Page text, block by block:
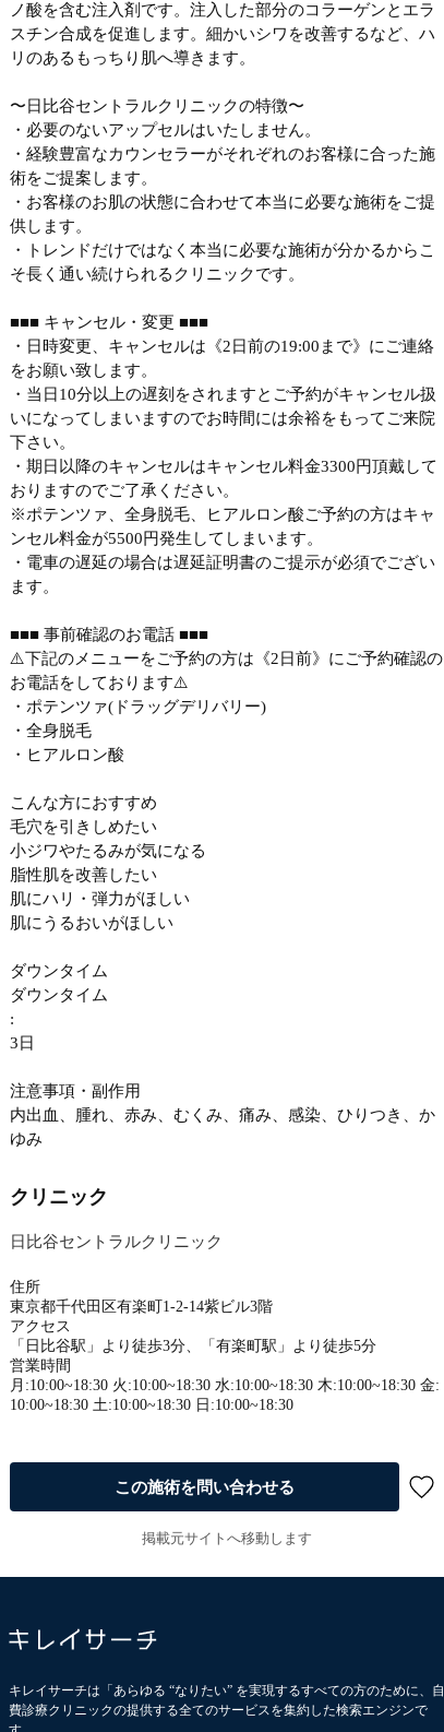
ノ酸を含む注入剤です。注入した部分のコラーゲンとエラ
スチン合成を促進します。細かいシワを改善するなど、ハ
リのあるもっちり肌へ導きます。
〜日比谷セントラルクリニックの特徴〜
・必要のないアップセルはいたしません。
・経験豊富なカウンセラーがそれぞれのお客様に合った施
術をご提案します。
・お客様のお肌の状態に合わせて本当に必要な施術をご提
供します。
・トレンドだけではなく本当に必要な施術が分かるからこ
そ長く通い続けられるクリニックです。
■■■ キャンセル・変更 ■■■
・日時変更、キャンセルは《2日前の19:00まで》にご連絡
をお願い致します。
・当日10分以上の遅刻をされますとご予約がキャンセル扱
いになってしまいますのでお時間には余裕をもってご来院
下さい。
・期日以降のキャンセルはキャンセル料金3300円頂戴して
おりますのでご了承ください。
※ポテンツァ、全身脱毛、ヒアルロン酸ご予約の方はキャ
ンセル料金が5500円発生してしまいます。
・電車の遅延の場合は遅延証明書のご提示が必須でござい
ます。
■■■ 事前確認のお電話 ■■■
⚠️下記のメニューをご予約の方は《2日前》にご予約確認の
お電話をしております⚠️
・ポテンツァ(ドラッグデリバリー)
・全身脱毛
・ヒアルロン酸
こんな方におすすめ
毛穴を引きしめたい
小ジワやたるみが気になる
脂性肌を改善したい
肌にハリ・弾力がほしい
肌にうるおいがほしい
ダウンタイム
ダウンタイム
:
3日
注意事項・副作用
内出血、腫れ、赤み、むくみ、痛み、感染、ひりつき、か
ゆみ
クリニック
日比谷セントラルクリニック
住所
東京都千代田区有楽町1-2-14紫ビル3階
アクセス
「日比谷駅」より徒歩3分、「有楽町駅」より徒歩5分
営業時間
月:10:00~18:30 火:10:00~18:30 水:10:00~18:30 木:10:00~18:30 金:
10:00~18:30 土:10:00~18:30 日:10:00~18:30
この施術を問い合わせる
掲載元サイトへ移動します
キレイサーチは「あらゆる “なりたい” を実現するすべての方のために、自
費診療クリニックの提供する全てのサービスを集約した検索エンジンで